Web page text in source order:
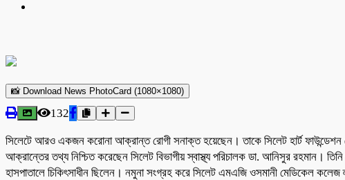
📸 Download News PhotoCard (1080×1080)
132
সিলেটে আরও একজন করোনা আক্রান্ত রোগী সনাক্ত হয়েছেন। তাকে সিলেট হার্ট
আক্রান্তের তথ্য নিশ্চিত করেছেন সিলেট বিভাগীয় স্বাস্থ্য পরিচালক ডা. আনিসুর রহমান।
হাসপাতালে চিকিৎসাধীন ছিলেন। নমুনা সংগ্রহ করে সিলেট এমএজি ওসমানী মেডিকেল